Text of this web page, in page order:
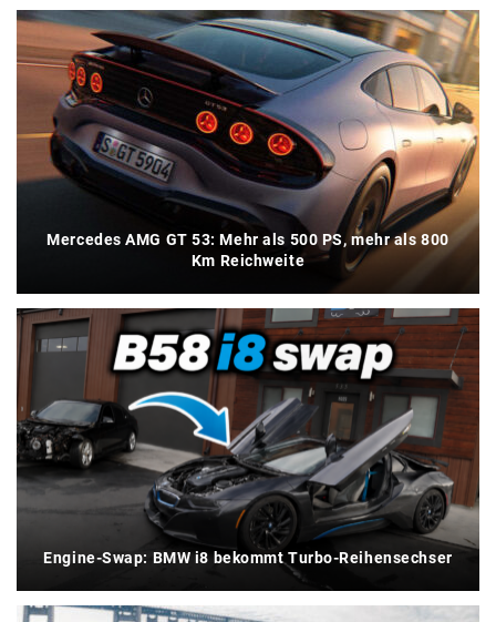
Mercedes AMG GT 53: Mehr als 500 PS, mehr als 800
Km Reichweite
Engine-Swap: BMW i8 bekommt Turbo-Reihensechser